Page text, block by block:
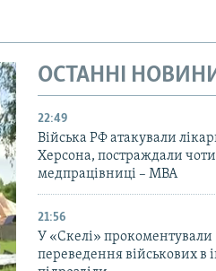
ОСТАННІ
22:49
Війська РФ атакували
Херсона, постраждали
медпрацівниці – МВА
21:56
У «Скелі» прокоментували
переведення військових в